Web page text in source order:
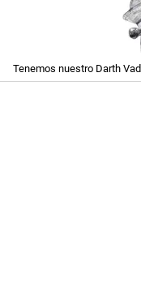
Tenemos nuestro Darth